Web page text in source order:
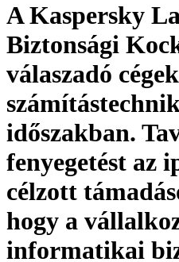
A Kaspersky
Biztonsági
válaszadó
időszakban.
fenyegetést az
célzott
hogy a
informatikai